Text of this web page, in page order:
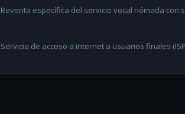
Reventa específica del servicio vocal nómada con
Servicio de acceso a internet a usuarios finales